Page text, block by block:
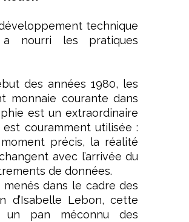
technique
nourri les pratiques
des années 1980, les
monnaie courante dans
est un extraordinaire
couramment utilisée :
précis, la réalité
avec l’arrivée du
de données.
dans le cadre des
d’Isabelle Lebon, cette
un pan méconnu des